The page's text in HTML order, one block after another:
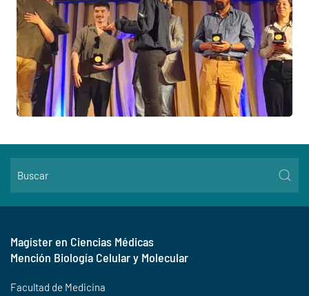
Magíster en Ciencias Médicas
Mención Biología Celular y Molecular
Facultad de Medicina